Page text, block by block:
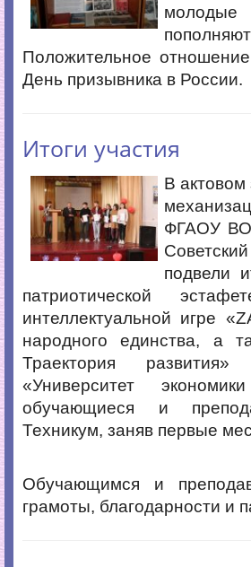
Положительное
День призывника в России.
Итоги участия
В
ФГАОУ ВО
подвели
патриотической
интеллектуальной игре «
народного единства, а
Траектория
«Университет
обучающиеся и
Техникум, заняв первые
Обучающимся и
грамоты, благодарности и